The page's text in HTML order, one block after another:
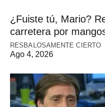
¿Fuiste tú, Mario?
carretera por
RESBALOSAMENTE CIERTO
Ago 4, 2026